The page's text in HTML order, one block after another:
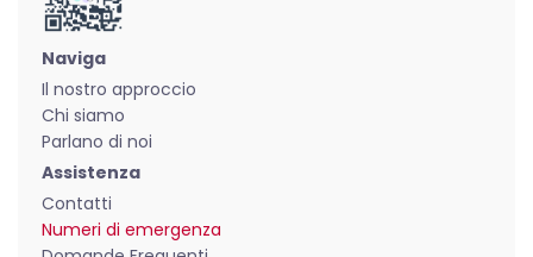
Naviga
Il nostro approccio
Chi siamo
Parlano di noi
Assistenza
Contatti
Numeri di emergenza